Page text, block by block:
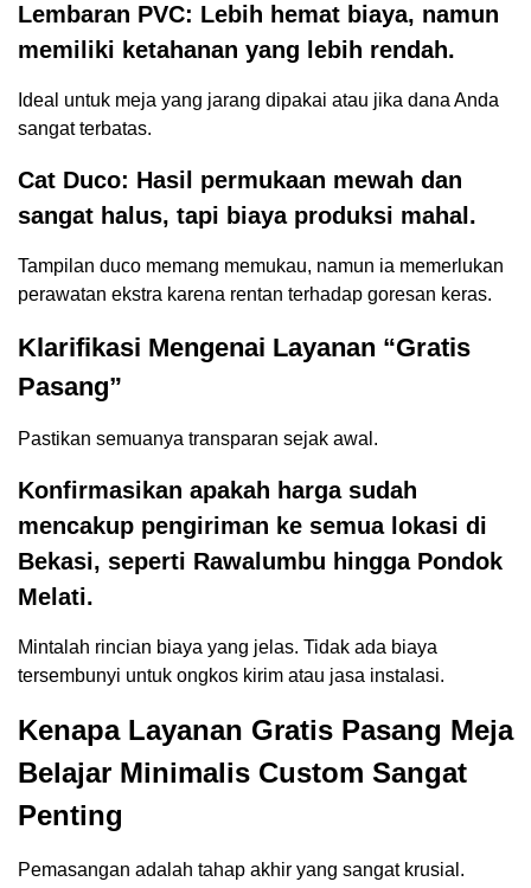
Lembaran PVC: Lebih hemat biaya, namun
memiliki ketahanan yang lebih rendah.
Ideal untuk meja yang jarang dipakai atau jika dana Anda
sangat terbatas.
Cat Duco: Hasil permukaan mewah dan
sangat halus, tapi biaya produksi mahal.
Tampilan duco memang memukau, namun ia memerlukan
perawatan ekstra karena rentan terhadap goresan keras.
Klarifikasi Mengenai Layanan “Gratis
Pasang”
Pastikan semuanya transparan sejak awal.
Konfirmasikan apakah harga sudah
mencakup pengiriman ke semua lokasi di
Bekasi, seperti Rawalumbu hingga Pondok
Melati.
Mintalah rincian biaya yang jelas. Tidak ada biaya
tersembunyi untuk ongkos kirim atau jasa instalasi.
Kenapa Layanan Gratis Pasang Meja
Belajar Minimalis Custom Sangat
Penting
Pemasangan adalah tahap akhir yang sangat krusial.